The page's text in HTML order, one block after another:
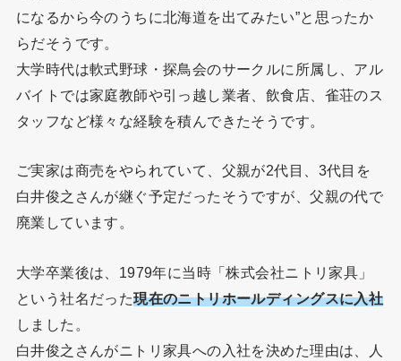
になるから今のうちに北海道を出てみたい”と思ったか
らだそうです。
大学時代は軟式野球・探鳥会のサークルに所属し、アル
バイトでは家庭教師や引っ越し業者、飲食店、雀荘のス
タッフなど様々な経験を積んできたそうです。
ご実家は商売をやられていて、父親が2代目、3代目を
白井俊之さんが継ぐ予定だったそうですが、父親の代で
廃業しています。
大学卒業後は、1979年に当時「株式会社ニトリ家具」
という社名だった現在のニトリホールディングスに入社
しました。
白井俊之さんがニトリ家具への入社を決めた理由は、人